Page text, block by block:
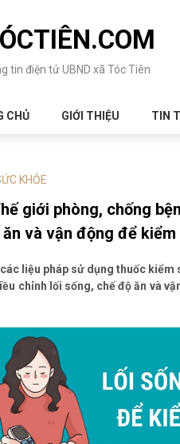
tin điện tử UBND xã Tóc Tiên
CHỦ GIỚI THIỆU TIN
KHỎE
giới phòng, chống
và vận động để
các liệu pháp sử dụng thuốc
chỉnh lối sống, chế độ ăn và